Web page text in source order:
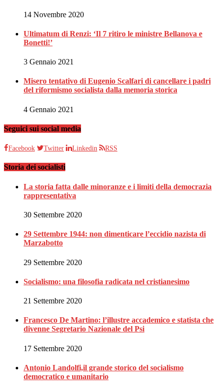
14 Novembre 2020
Ultimatum di Renzi: ‘Il 7 ritiro le ministre Bellanova e
Bonetti!’
3 Gennaio 2021
Misero tentativo di Eugenio Scalfari di cancellare i padri
del riformismo socialista dalla memoria storica
4 Gennaio 2021
Seguici sui social media
Facebook Twitter Linkedin RSS
Storia dei socialisti
La storia fatta dalle minoranze e i limiti della democrazia
rappresentativa
30 Settembre 2020
29 Settembre 1944: non dimenticare l’eccidio nazista di
Marzabotto
29 Settembre 2020
Socialismo: una filosofia radicata nel cristianesimo
21 Settembre 2020
Francesco De Martino: l’illustre accademico e statista che
divenne Segretario Nazionale del Psi
17 Settembre 2020
Antonio Landolfi,il grande storico del socialismo
democratico e umanitario